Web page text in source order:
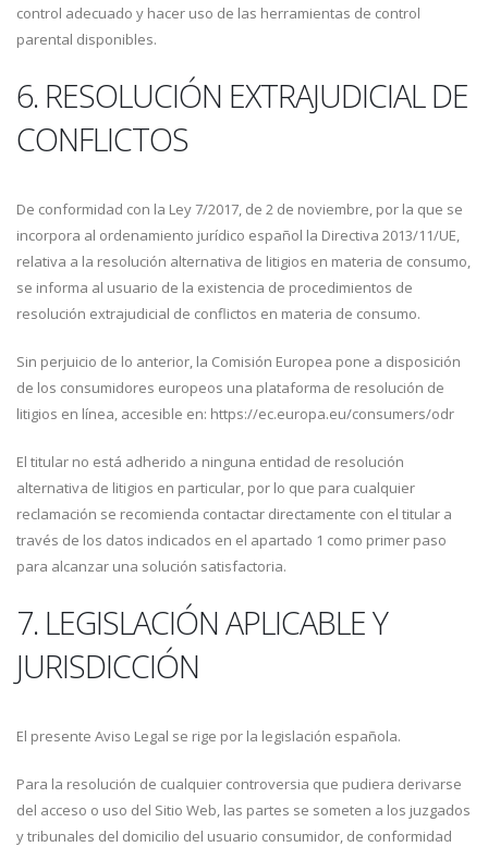
control adecuado y hacer uso de las herramientas de control
parental disponibles.
6. RESOLUCIÓN EXTRAJUDICIAL DE
CONFLICTOS
De conformidad con la Ley 7/2017, de 2 de noviembre, por la que se
incorpora al ordenamiento jurídico español la Directiva 2013/11/UE,
relativa a la resolución alternativa de litigios en materia de consumo,
se informa al usuario de la existencia de procedimientos de
resolución extrajudicial de conflictos en materia de consumo.
Sin perjuicio de lo anterior, la Comisión Europea pone a disposición
de los consumidores europeos una plataforma de resolución de
litigios en línea, accesible en: https://ec.europa.eu/consumers/odr
El titular no está adherido a ninguna entidad de resolución
alternativa de litigios en particular, por lo que para cualquier
reclamación se recomienda contactar directamente con el titular a
través de los datos indicados en el apartado 1 como primer paso
para alcanzar una solución satisfactoria.
7. LEGISLACIÓN APLICABLE Y
JURISDICCIÓN
El presente Aviso Legal se rige por la legislación española.
Para la resolución de cualquier controversia que pudiera derivarse
del acceso o uso del Sitio Web, las partes se someten a los juzgados
y tribunales del domicilio del usuario consumidor, de conformidad